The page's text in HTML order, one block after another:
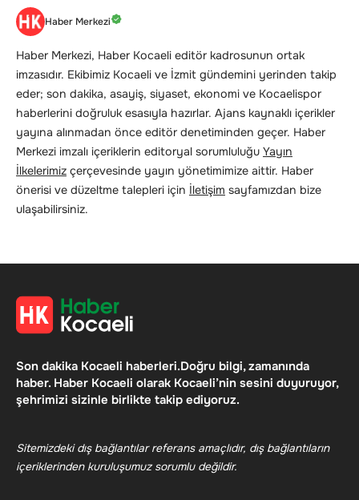
Haber Merkezi
Haber Merkezi, Haber Kocaeli editör kadrosunun ortak
imzasıdır. Ekibimiz Kocaeli ve İzmit gündemini yerinden takip
eder; son dakika, asayiş, siyaset, ekonomi ve Kocaelispor
haberlerini doğruluk esasıyla hazırlar. Ajans kaynaklı içerikler
yayına alınmadan önce editör denetiminden geçer. Haber
Merkezi imzalı içeriklerin editoryal sorumluluğu Yayın
İlkelerimiz çerçevesinde yayın yönetimimize aittir. Haber
önerisi ve düzeltme talepleri için İletişim sayfamızdan bize
ulaşabilirsiniz.
Son dakika Kocaeli haberleri.Doğru bilgi, zamanında
haber. Haber Kocaeli olarak Kocaeli’nin sesini duyuruyor,
şehrimizi sizinle birlikte takip ediyoruz.
Sitemizdeki dış bağlantılar referans amaçlıdır, dış bağlantıların
içeriklerinden kuruluşumuz sorumlu değildir.